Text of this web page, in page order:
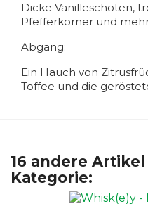
Dicke Vanilleschoten,
Pfefferkörner und
Abgang:
Ein Hauch von
Toffee und die
16 andere
Kategorie: